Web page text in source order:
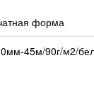
форма
45м/90г/м2/